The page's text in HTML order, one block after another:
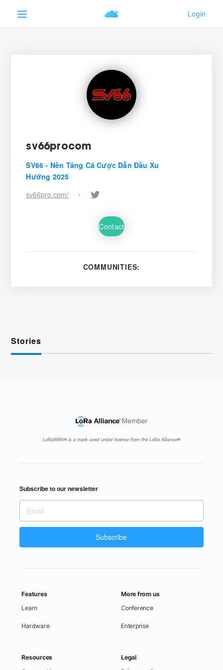
sv66procom
SV66 - Nền Tảng Cá Cược Dẫn Đầu Xu
Hướng 2025
sv66pro.com/
•
Contact
COMMUNITIES:
Stories